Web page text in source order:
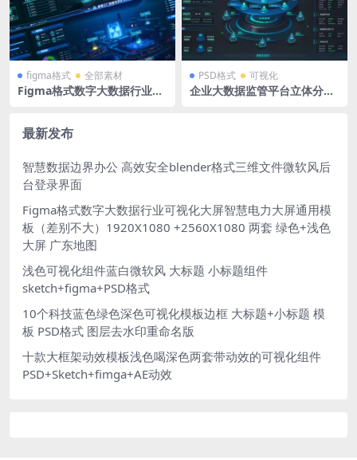
figma格式 全部素材
Figma格式数字大数据行业可
60X1080 两套
PSD格式 可视化
企业大数据监管平台立体分层
最新发布
智慧数据边界办公 高效安全blender格式三维文件微软风后
台登录界面
Figma格式数字大数据行业可视化大屏智慧电力大屏通用模
板（差别不大）1920X1080 +2560X1080 两套 绿色+浅色
大屏 广东地图
浅色可视化组件蓝白微软风 大标题 小标题组件
sketch+figma+PSD格式
10个科技蓝色绿色深色可视化模板边框 大标题+小标题 模
板 PSD格式 图层去水印重命名版
十款大框架动效模板浅色喝深色两套带动效的可视化组件
PSD+Sketch+fimga+AE动效